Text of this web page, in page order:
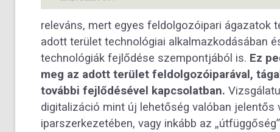
releváns, mert egyes feldolgozóipari ágazatok
adott terület technológiai alkalmazkodásában
technológiák fejlődése szempontjából is. Ez
meg az adott terület feldolgozóiparával,
további fejlődésével kapcsolatban.
digitalizáció mint új lehetőség valóban
iparszerkezetében, vagy inkább az